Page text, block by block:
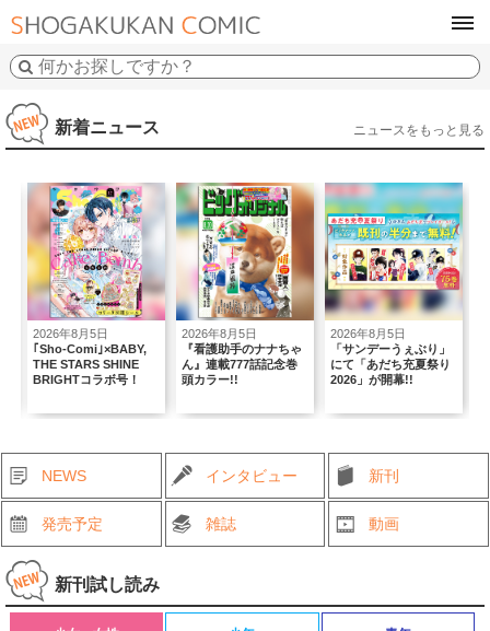
新着ニュース ニュースをもっと見る
2026年8月5日
｢Sho-Comi｣×BABY,
THE STARS SHINE
BRIGHTコラボ号！
2026年8月5日
『看護助手のナナちゃ
ん』連載777話記念巻
頭カラー!!
2026年8月5日
「サンデーうぇぶり」
にて「あだち充夏祭り
2026」が開幕!!
NEWS インタビュー 新刊
発売予定 雑誌 動画
新刊試し読み